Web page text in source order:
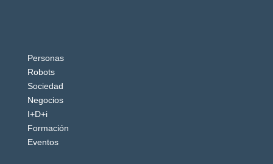
Personas
Robots
Sociedad
Negocios
I+D+i
Formación
Eventos